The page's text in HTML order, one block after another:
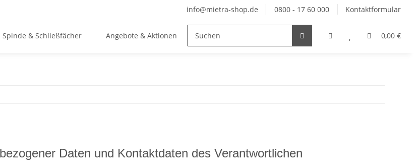
info@mietra-shop.de 0800 - 17 60 000 Kontaktformular
0,00 €
Spinde & Schließfächer Angebote & Aktionen Informationen
Daten und Kontaktdaten des Verantwortlichen